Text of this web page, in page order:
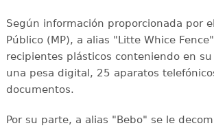
Según información proporcionada por
Público (MP), a alias "Litte Whice
recipientes plásticos conteniendo en
una pesa digital, 25 aparatos
documentos.
Por su parte, a alias "Bebo" se le